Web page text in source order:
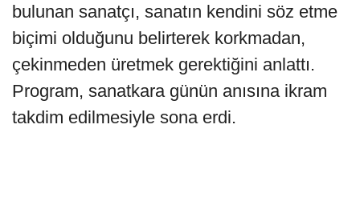
bulunan sanatçı, sanatın kendini söz etme
biçimi olduğunu belirterek korkmadan,
çekinmeden üretmek gerektiğini anlattı.
Program, sanatkara günün anısına ikram
takdim edilmesiyle sona erdi.